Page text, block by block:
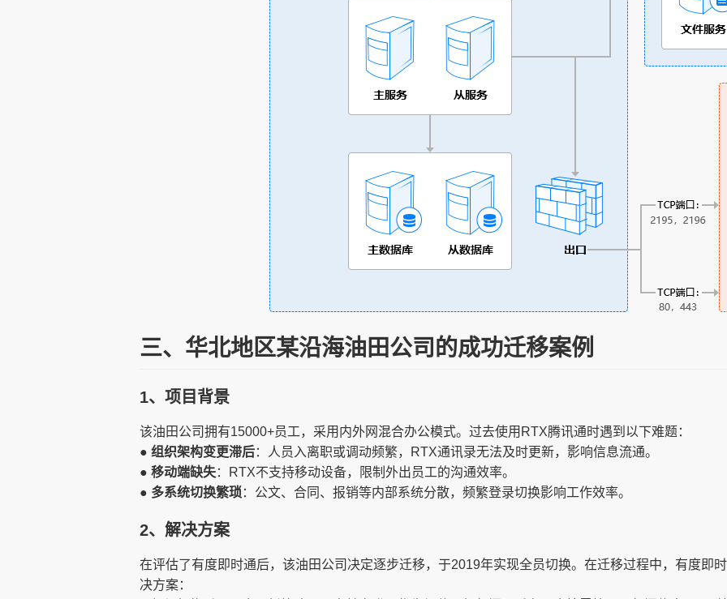
三、华北地区某沿海油田公司的成功迁移案例
1、项目背景
该油田公司拥有15000+员工，采用内外网混合办公模式。过去使用RTX腾讯通时遇到以下难题：
● 组织架构变更滞后：人员入离职或调动频繁，RTX通讯录无法及时更新，影响信息流通。
● 移动端缺失：RTX不支持移动设备，限制外出员工的沟通效率。
● 多系统切换繁琐 ：公文、合同、报销等内部系统分散，频繁登录切换影响工作效率。
2、解决方案
在评估了有度即时通后，该油田公司决定逐步迁移，于2019年实现全员切换。在迁移过程中，有度即
决方案：